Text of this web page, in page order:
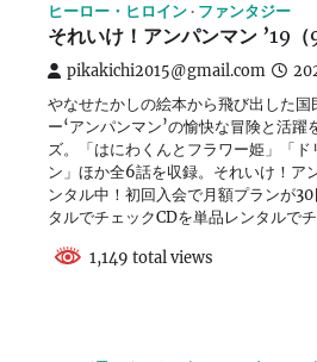
ヒーロー・ヒロイン
ファンタジー
それいけ！アンパンマン ’19（
pikakichi2015@gmail.com
やなせたかしの絵本から飛び出した国
ー‘アンパンマン’の愉快な冒険と活
ズ。「はにわくんとフラワー姫」「
ン」ほか全6話を収録。それいけ！ア
ンタル中！初回入会で月額プランが
タルでチェックCDを単品レンタルで
1,149 total views